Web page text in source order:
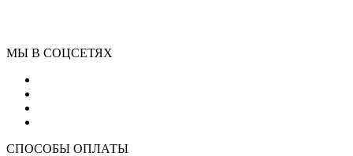
МЫ В СОЦСЕТЯХ
СПОСОБЫ ОПЛАТЫ